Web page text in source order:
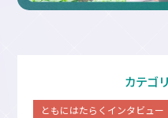
カテゴ
ともにはたらくインタビュー